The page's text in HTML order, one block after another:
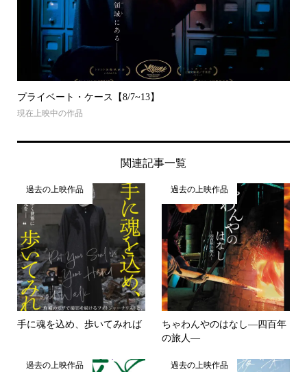
プライベート・ケース【8/7~13】
現在上映中の作品
関連記事一覧
過去の上映作品
手に魂を込め、歩いてみれば
過去の上映作品
ちゃわんやのはなし―四百年
の旅人―
過去の上映作品 過去の上映作品